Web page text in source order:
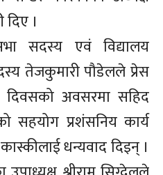
।
सदस्य एवं विद्यालय
तेजकुमारी पौडेलले प्रेस
दिवसको अवसरमा सहिद
सहयोग प्रशंसनिय कार्य
धन्यवाद दिइन् ।